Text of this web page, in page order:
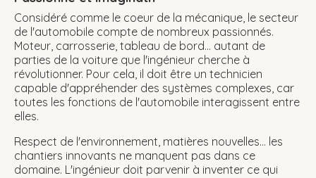
Considéré comme le coeur de la mécanique, le secteur
de l'automobile compte de nombreux passionnés.
Moteur, carrosserie, tableau de bord... autant de
parties de la voiture que l'ingénieur cherche à
révolutionner. Pour cela, il doit être un technicien
capable d'appréhender des systèmes complexes, car
toutes les fonctions de l'automobile interagissent entre
elles.
Respect de l'environnement, matières nouvelles... les
chantiers innovants ne manquent pas dans ce
domaine. L'ingénieur doit parvenir à inventer ce qui